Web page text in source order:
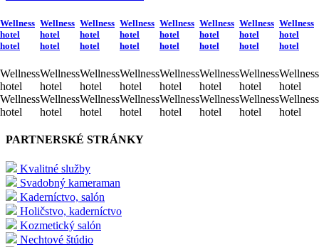
Wellness
hotel
hotel
Wellness
hotel
Wellness
hotel
Wellness
hotel
hotel
Wellness
hotel
Wellness
hotel
Wellness
hotel
hotel
Wellness
hotel
Wellness
hotel
Wellness
hotel
hotel
Wellness
hotel
Wellness
hotel
Wellness
hotel
hotel
Wellness
hotel
Wellness
hotel
Wellness
hotel
hotel
Wellness
hotel
Wellness
hotel
Wellness
hotel
hotel
Wellness
hotel
Wellness
hotel
Wellness
hotel
hotel
Wellness
hotel
Wellness
hotel
PARTNERSKÉ STRÁNKY
Kvalitné služby
Svadobný kameraman
Kaderníctvo, salón
Holičstvo, kaderníctvo
Kozmetický salón
Nechtové štúdio